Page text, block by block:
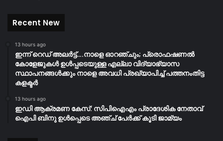
Recent New
13 hours ago
ഇന്ന് റെഡ് അലർട്ട്….നാളെ ഓറഞ്ചും; പ്രൊഫഷണൽ
കോളേജുകൾ ഉൾപ്പടെയുള്ള എല്ലാ വിദ്യാഭ്യാസ
സ്ഥാപനങ്ങൾക്കും നാളെ അവധി പ്രഖ്യാപിച്ച് പത്തനംതിട്ട
കളക്ടർ
13 hours ago
ഇഡി ആക്രമണ കേസ്: സിപിഐഎം പ്രാദേശിക നേതാവ്
ഐപി ബിനു ഉൾപ്പെടെ അഞ്ച് പേർക്ക് കൂടി ജാമ്യം